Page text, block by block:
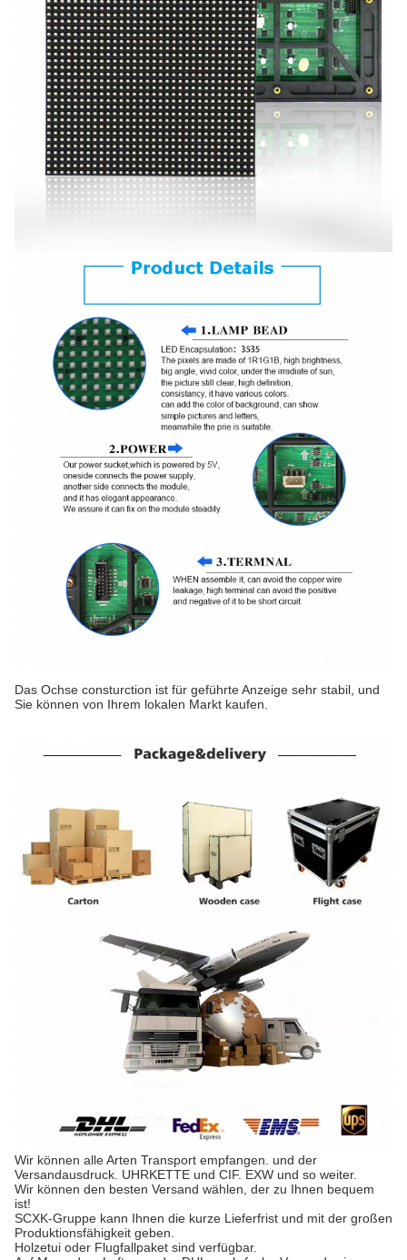
Das Ochse consturction ist für geführte Anzeige sehr stabil, und
Sie können von Ihrem lokalen Markt kaufen.
Wir können alle Arten Transport empfangen. und der
Versandausdruck. UHRKETTE und CIF. EXW und so weiter.
Wir können den besten Versand wählen, der zu Ihnen bequem
ist!
SCXK-Gruppe kann Ihnen die kurze Lieferfrist und mit der großen
Produktionsfähigkeit geben.
Holzetui oder Flugfallpaket sind verfügbar.